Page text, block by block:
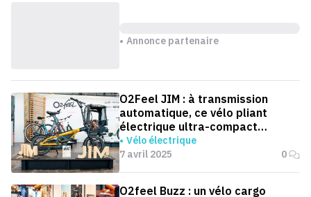
Annonce partenaire
O2Feel JIM : à transmission
automatique, ce vélo pliant
électrique ultra-compact
s'attaque à Brompton
Vélo électrique
7 avril 2025
0
O2feel Buzz : un vélo cargo